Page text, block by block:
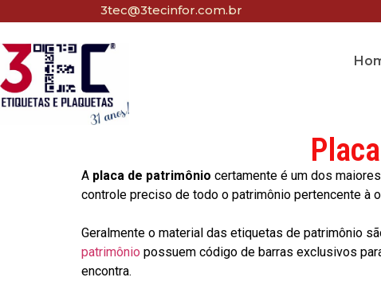
3tec@3tecinfor.com.br
A placa de patrimônio certamente é um dos
controle preciso de todo o patrimônio pertencente à
Geralmente o material das etiquetas de patrimônio
patrimônio possuem código de barras exclusivos
encontra.